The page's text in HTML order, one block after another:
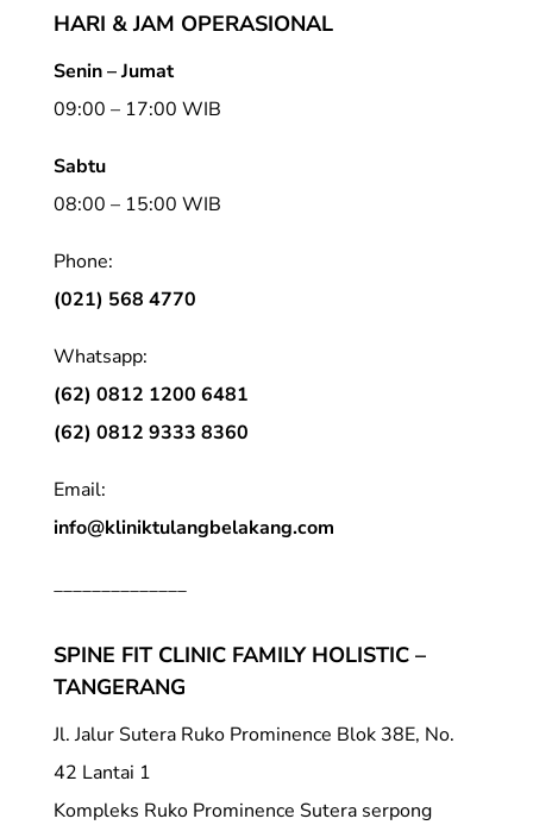
HARI & JAM OPERASIONAL
Senin – Jumat
09:00 – 17:00 WIB
Sabtu
08:00 – 15:00 WIB
Phone:
(021) 568 4770
Whatsapp:
(62) 0812 1200 6481
(62) 0812 9333 8360
Email:
info@kliniktulangbelakang.com
______________
SPINE FIT CLINIC FAMILY HOLISTIC –
TANGERANG
Jl. Jalur Sutera Ruko Prominence Blok 38E, No.
42 Lantai 1
Kompleks Ruko Prominence Sutera serpong